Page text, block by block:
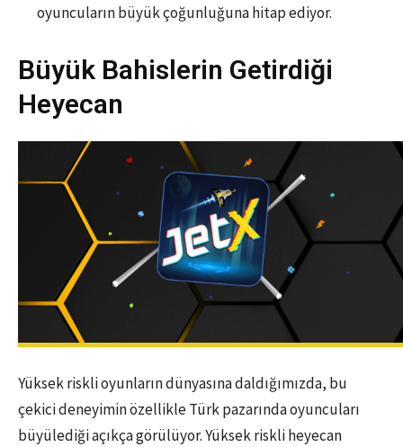
oyuncuların büyük çoğunluğuna hitap ediyor.
Büyük Bahislerin Getirdiği
Heyecan
Yüksek riskli oyunların dünyasına daldığımızda, bu
çekici deneyimin özellikle Türk pazarında oyuncuları
büyülediği açıkça görülüyor. Yüksek riskli heyecan